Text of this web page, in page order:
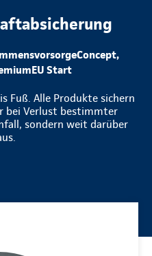
Start
Fuß. Alle Produkte sichern
bei Verlust bestimmter
sondern weit darüber